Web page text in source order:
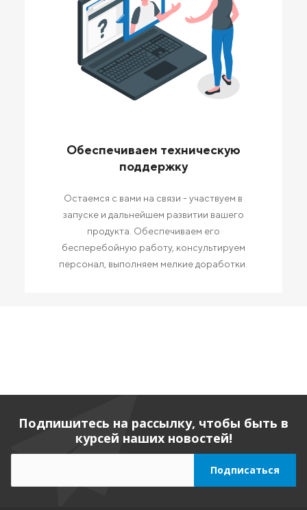
Обеспечиваем техническую
поддержку
Остаемся с вами на связи - участвуем в
запуске и дальнейшем развитии вашего
продукта. Обеспечиваем его
бесперебойную работу, консультируем
персонал, выполняем мелкие доработки.
Подпишитесь на рассылку, чтобы быть в
курсей наших новостей!